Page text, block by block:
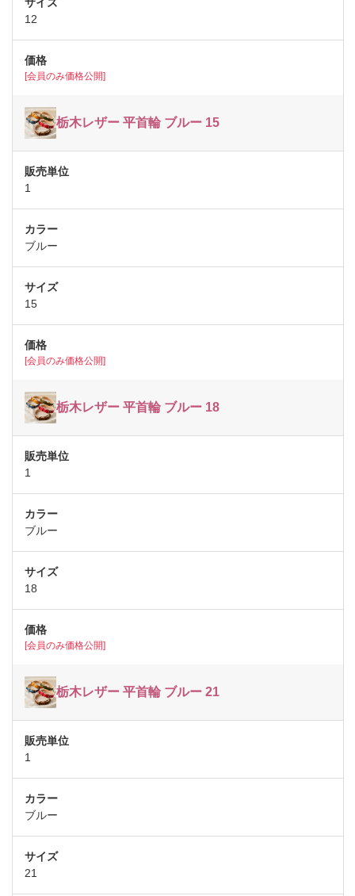
12
[会員のみ価格公開]
栃木レザー 平首輪 ブルー 15
1
ブルー
15
[会員のみ価格公開]
栃木レザー 平首輪 ブルー 18
1
ブルー
18
[会員のみ価格公開]
栃木レザー 平首輪 ブルー 21
1
ブルー
21